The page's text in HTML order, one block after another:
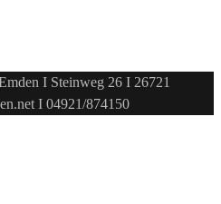
I Steinweg 26 I 26721
I 04921/874150